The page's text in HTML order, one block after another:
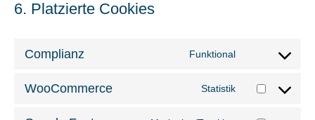
6. Platzierte Cookies
Complianz Funktional
service
WooCommerce Statistik
Consent